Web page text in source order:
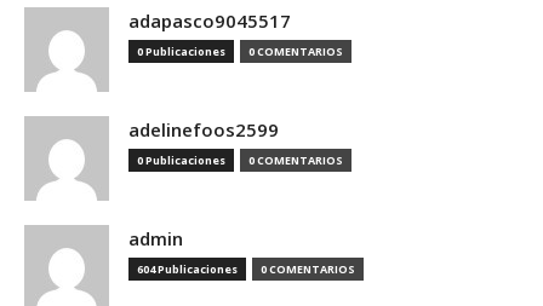
adapasco9045517
0 Publicaciones 0 COMENTARIOS
adelinefoos2599
0 Publicaciones 0 COMENTARIOS
admin
604 Publicaciones 0 COMENTARIOS